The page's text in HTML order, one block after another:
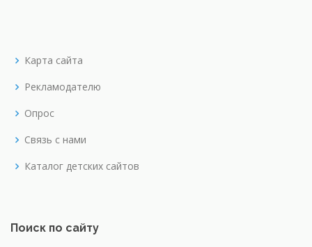
Карта сайта
Рекламодателю
Опрос
Связь с нами
Каталог детских сайтов
Поиск по сайту